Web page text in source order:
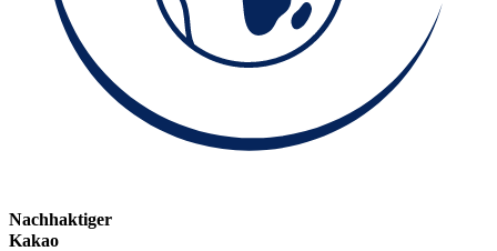
Nachhaktiger
Kakao